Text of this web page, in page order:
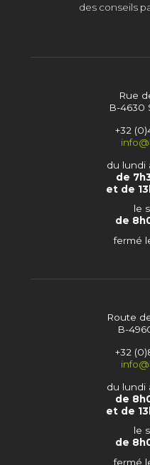
des conseils
Rue
B-4630
+32
du lundi
de
et de
le
de
fermé
Route
B-
+32
du lundi
de
et de
le
de
fermé